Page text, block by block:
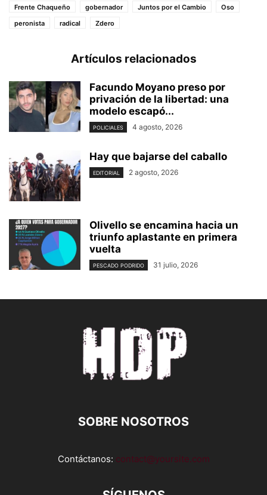
Frente Chaqueño
gobernador Juntos por el Cambio
Oso
peronista
radical Zdero
Artículos relacionados
Facundo Moyano preso por
privación de la libertad: una
modelo escapó...
POLICIALES 4 agosto, 2026
Hay que bajarse del caballo
EDITORIAL 2 agosto, 2026
Olivello se encamina hacia un
triunfo aplastante en primera
vuelta
PESCADO PODRIDO 31 julio, 2026
SOBRE NOSOTROS
Contáctanos: contact@yoursite.com